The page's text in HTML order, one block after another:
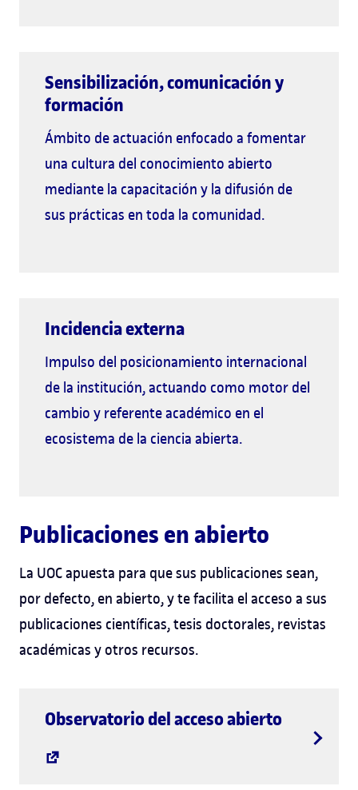
Sensibilización, comunicación y
formación
Ámbito de actuación enfocado a fomentar
una cultura del conocimiento abierto
mediante la capacitación y la difusión de
sus prácticas en toda la comunidad.
Incidencia externa
Impulso del posicionamiento internacional
de la institución, actuando como motor del
cambio y referente académico en el
ecosistema de la ciencia abierta.
Publicaciones en abierto
La UOC apuesta para que sus publicaciones sean,
por defecto, en abierto, y te facilita el acceso a sus
publicaciones científicas, tesis doctorales, revistas
académicas y otros recursos.
Observatorio del acceso abierto